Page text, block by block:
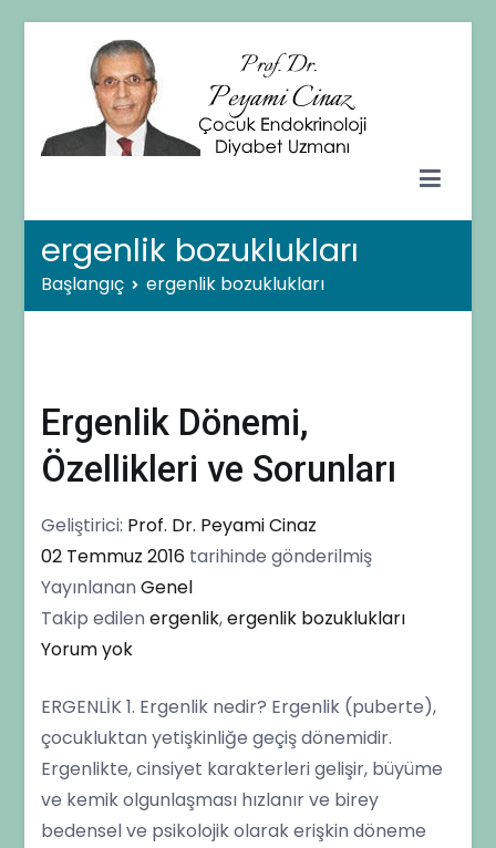
ergenlik bozuklukları
Başlangıç ergenlik bozuklukları
Ergenlik Dönemi,
Özellikleri ve Sorunları
Geliştirici: Prof. Dr. Peyami Cinaz
02 Temmuz 2016 tarihinde gönderilmiş
YayınlananGenel
Takip edilenergenlik,ergenlik bozuklukları
Yorum yokErgenlik
Özellikleri
ve
Sorunları
ERGENLİK 1. Ergenlik nedir? Ergenlik (puberte),
çocukluktan yetişkinliğe geçiş dönemidir.
Ergenlikte, cinsiyet karakterleri gelişir, büyüme
ve kemik olgunlaşması hızlanır ve birey
bedensel ve psikolojik olarak erişkin döneme